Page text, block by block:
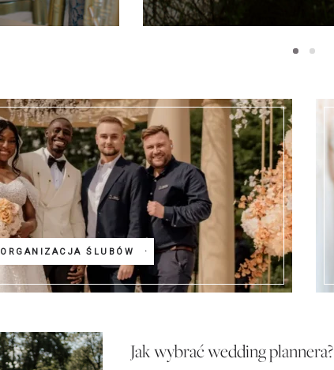
ORGANIZACJA ŚLUBÓW
Jak wybrać wedding plannera?